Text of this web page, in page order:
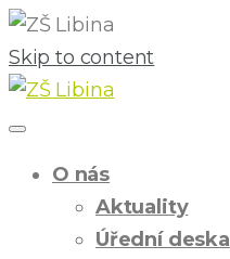
Skip to content
O nás
Aktuality
Úřední deska